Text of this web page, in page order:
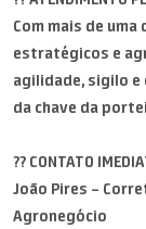
Com mais de
estratégicos e
agilidade, sigilo
da chave da
?? CONTATO
João Pires –
Agronegócio